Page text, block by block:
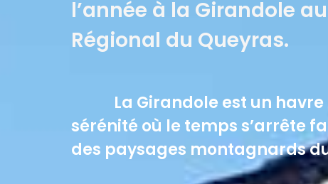
l’année à la Girandole
Régional du Queyras.
La Girandole est un havre
sérénité où le temps s’arrête
des paysages montagnards